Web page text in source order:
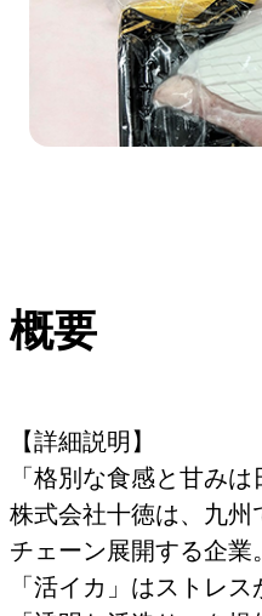
概要
【詳細説明】
「格別な食感と甘み
株式会社十徳は、九
チェーン展開する企業
「活イカ」はストレ